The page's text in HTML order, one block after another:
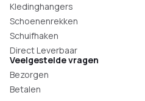
Kledinghangers
Schoenenrekken
Schuifhaken
Direct Leverbaar
Veelgestelde vragen
Bezorgen
Betalen